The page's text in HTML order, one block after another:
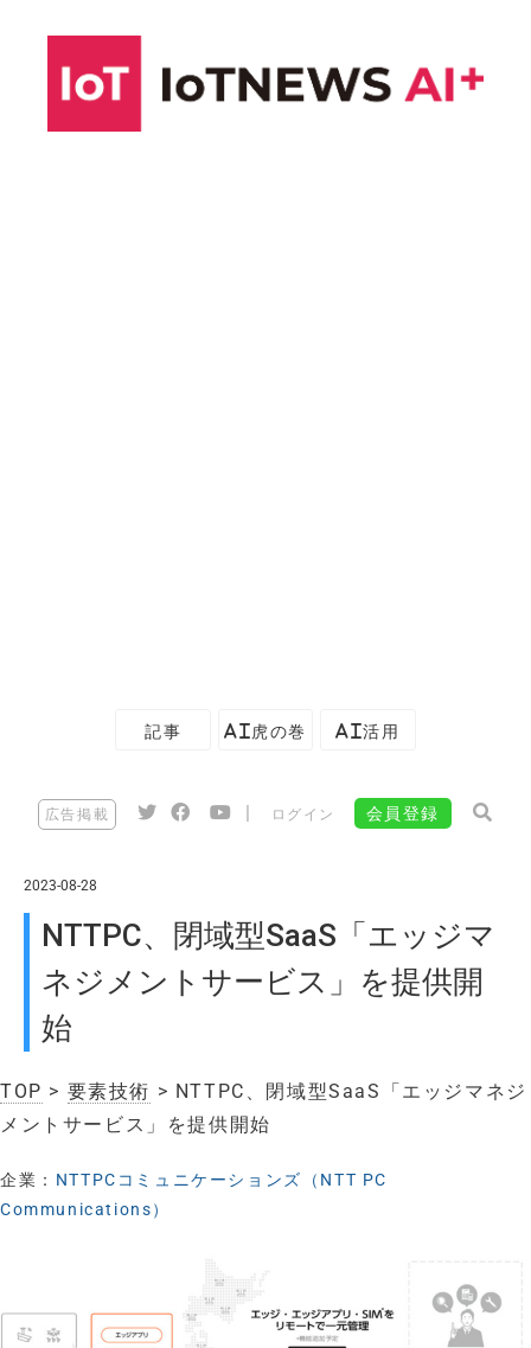
記事 AI虎の巻 AI活用
広告掲載 ログイン 会員登録
2023-08-28
NTTPC、閉域型SaaS「エッジマ
ネジメントサービス」を提供開
始
TOP > 要素技術 > NTTPC、閉域型SaaS「エッジマネジ
メントサービス」を提供開始
企業： NTTPCコミュニケーションズ（NTT PC
Communications）